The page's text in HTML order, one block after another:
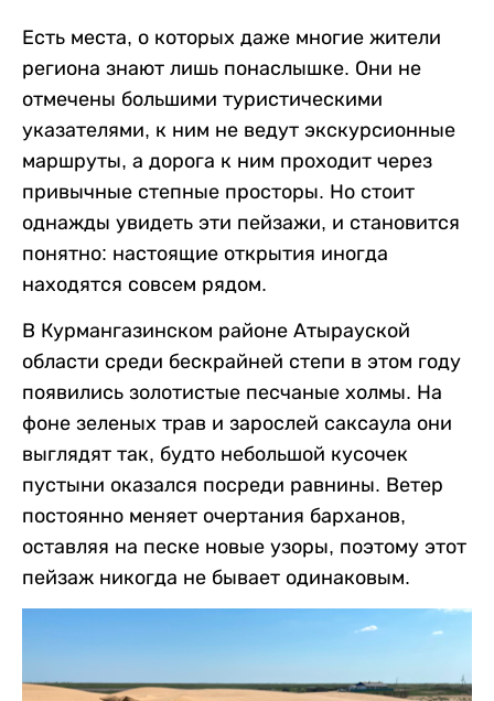
Есть места, о которых даже многие жители
региона знают лишь понаслышке. Они не
отмечены большими туристическими
указателями, к ним не ведут экскурсионные
маршруты, а дорога к ним проходит через
привычные степные просторы. Но стоит
однажды увидеть эти пейзажи, и становится
понятно: настоящие открытия иногда
находятся совсем рядом.
В Курмангазинском районе Атырауской
области среди бескрайней степи в этом году
появились золотистые песчаные холмы. На
фоне зеленых трав и зарослей саксаула они
выглядят так, будто небольшой кусочек
пустыни оказался посреди равнины. Ветер
постоянно меняет очертания барханов,
оставляя на песке новые узоры, поэтому этот
пейзаж никогда не бывает одинаковым.